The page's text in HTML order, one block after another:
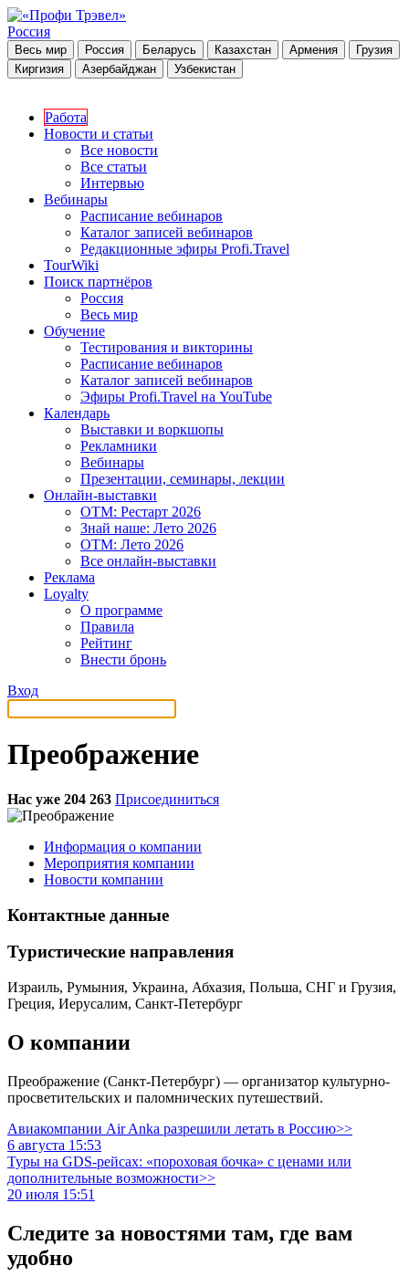
Россия
Весь мир Россия Беларусь Казахстан Армения
Грузия
Киргизия
Азербайджан Узбекистан
Работа
Новости и статьи
Все новости
Все статьи
Интервью
Вебинары
Расписание вебинаров
Каталог записей вебинаров
Редакционные эфиры Profi.Travel
TourWiki
Поиск партнёров
Россия
Весь мир
Обучение
Тестирования и викторины
Расписание вебинаров
Каталог записей вебинаров
Эфиры Profi.Travel на YouTube
Календарь
Выставки и воркшопы
Рекламники
Вебинары
Презентации, семинары, лекции
Онлайн-выставки
OTM: Рестарт 2026
Знай наше: Лето 2026
OTM: Лето 2026
Все онлайн-выставки
Реклама
Loyalty
О программе
Правила
Рейтинг
Внести бронь
Вход
Преображение
Нас уже 204 263 Присоединиться
Информация о компании
Мероприятия компании
Новости компании
Контактные данные
Туристическиe направления
Израиль, Румыния, Украина, Абхазия, Польша, СНГ и Грузия,
Греция, Иерусалим, Санкт-Петербург
О компании
Преображение (Санкт-Петербург) — организатор культурно-
просветительских и паломнических путешествий.
Авиакомпании Air Anka разрешили летать в Россию>>
6 августа 15:53
Туры на GDS-рейсах: «пороховая бочка» с ценами или
дополнительные возможности>>
20 июля 15:51
Следите за новостями там, где вам
удобно